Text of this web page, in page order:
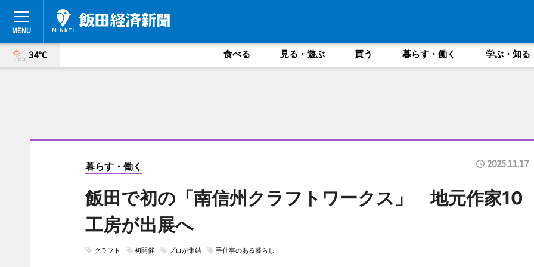
34°C 食べる 見る・遊ぶ 買う 暮らす・働く 学ぶ・知る
暮らす・働く 2025.11.17
飯田で初の「南信州クラフトワークス」 地元作家10
工房が出展へ
クラフト 初開催 プロが集結 手仕事のある暮らし